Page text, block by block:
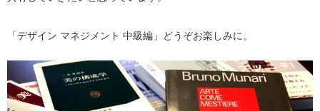
「デザイン マネジメント 中級編」どうぞお楽しみに。